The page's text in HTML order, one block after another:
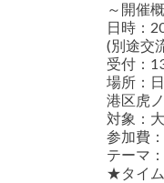
～開催
日時：
(別途交
受付：
場所：
港区虎
対象：
参加費
テーマ
★タイ